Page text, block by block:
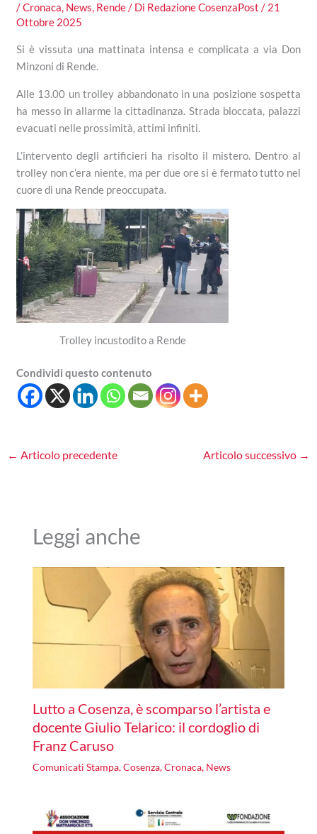
/Cronaca, News, Rende/ Di Redazione CosenzaPost/ 21
Ottobre 2025
Si è vissuta una mattinata intensa e complicata a via Don
Minzoni di Rende.
Alle 13.00 un trolley abbandonato in una posizione sospetta
ha messo in allarme la cittadinanza. Strada bloccata, palazzi
evacuati nelle prossimità, attimi infiniti.
L’intervento degli artificieri ha risolto il mistero. Dentro al
trolley non c’era niente, ma per due ore si è fermato tutto nel
cuore di una Rende preoccupata.
Trolley incustodito a Rende
Condividi questo contenuto
← Articolo precedente Articolo successivo →
Leggi anche
Lutto a Cosenza, è scomparso l’artista e
docente Giulio Telarico: il cordoglio di
Franz Caruso
Comunicati Stampa,Cosenza,Cronaca, News